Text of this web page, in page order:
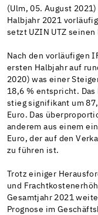
(Ulm, 05. August
Halbjahr 2021
setzt UZIN UTZ
Nach den vorläufigen
ersten Halbjahr auf
2020) was einer
18,6 % entspricht. Das
stieg signifikant um
Euro. Das
anderem aus einem
Euro, der auf den
zu führen ist.
Trotz einiger
und
Gesamtjahr 2021
Prognose im